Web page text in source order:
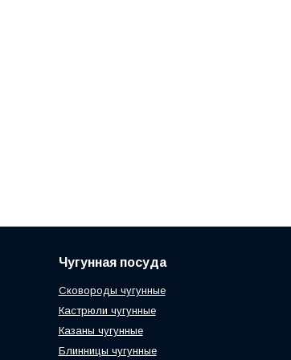
Чугунная посуда
Сковороды чугунные
Кастрюли чугунные
Казаны чугунные
Блинницы чугунные